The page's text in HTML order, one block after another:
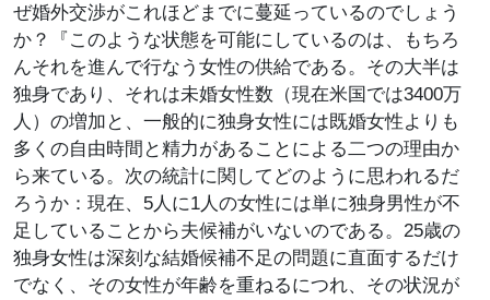
ぜ婚外交渉がこれほどまでに蔓延っているのでしょう
か？『このような状態を可能にしているのは、もちろ
んそれを進んで行なう女性の供給である。その大半は
独身であり、それは未婚女性数（現在米国では3400万
人）の増加と、一般的に独身女性には既婚女性よりも
多くの自由時間と精力があることによる二つの理由か
ら来ている。次の統計に関してどのように思われるだ
ろうか：現在、5人に1人の女性には単に独身男性が不
足していることから夫候補がいないのである。25歳の
独身女性は深刻な結婚候補不足の問題に直面するだけ
でなく、その女性が年齢を重ねるにつれ、その状況が